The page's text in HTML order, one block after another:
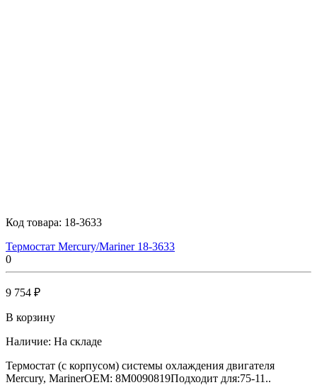
Код товара: 18-3633
Термостат Mercury/Mariner 18-3633
0
9 754 ₽
В корзину
Наличие: На складе
Термостат (с корпусом) системы охлаждения двигателя
Mercury, MarinerOEM: 8M0090819Подходит для:75-11..